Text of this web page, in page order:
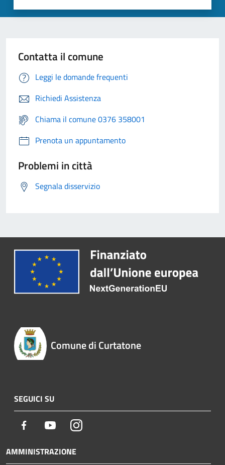
Contatta il comune
Leggi le domande frequenti
Richiedi Assistenza
Chiama il comune 0376 358001
Prenota un appuntamento
Problemi in città
Segnala disservizio
Comune di Curtatone
SEGUICI SU
Facebook YoutubeInstagram
AMMINISTRAZIONE